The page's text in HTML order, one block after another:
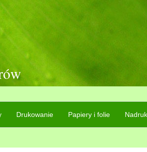
Drukowanie Papiery i folie